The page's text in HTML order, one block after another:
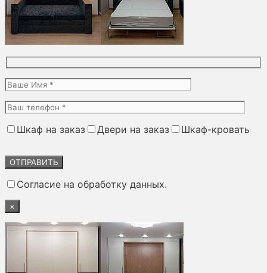
Шкаф на заказ Двери на заказ
Шкаф-кровать
это
пустым.
Согласие на обработку данных.
×